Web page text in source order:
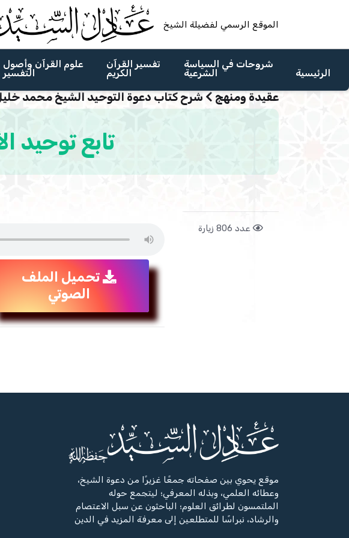
الموقع الرسمي لفضيلة الشيخ
الرئيسية
شروحات في السياسة
الشرعية
تفسير القرآن
الكريم
علوم القرآن وأصول
التفسير
عقيدة ومنهج شرح كتاب دعوة التوحيد الشيخ محمد
تابع توحيد
عدد 806 زيارة
تحميل الملف
الصوتي
موقع يحوي بين صفحاته جمعًا غزيرًا من دعوة الشيخ،
وعطائه العلمي، وبذله المعرفي؛ ليتجمع حوله
الملتمسون لطرائق العلوم؛ الباحثون عن سبل الاعتصام
والرشاد، نبراسًا للمتطلعين إلى معرفة المزيد في الدين